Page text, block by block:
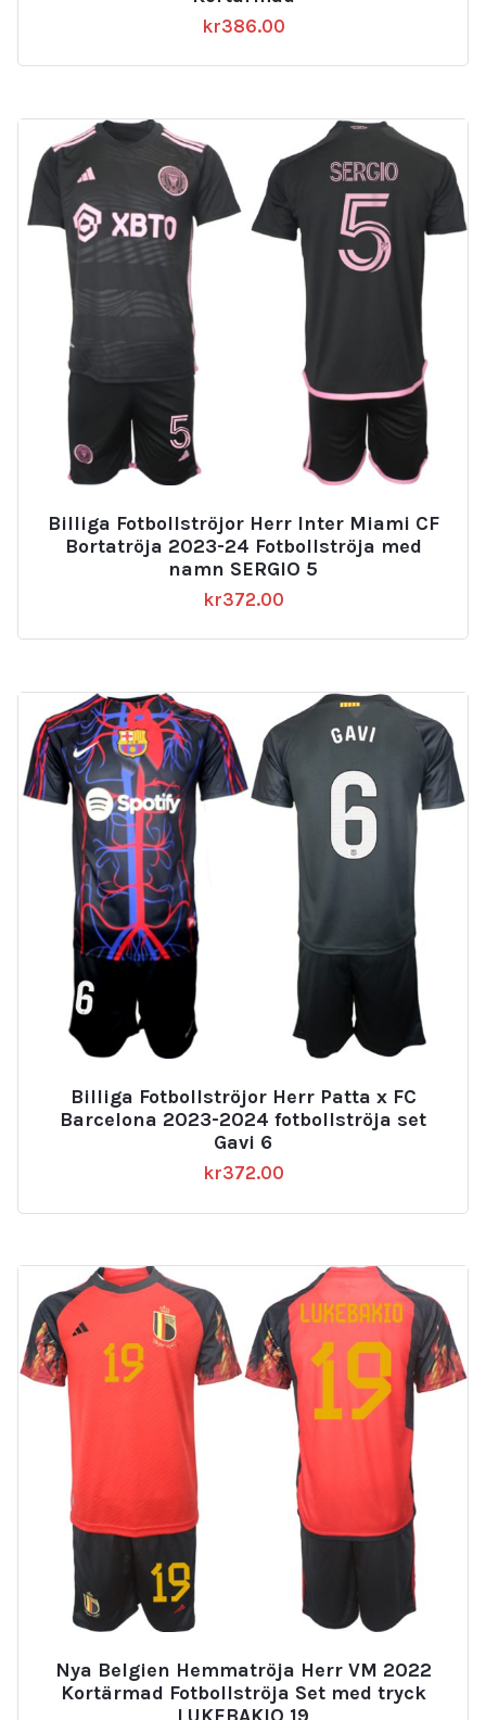
kr386.00
Billiga Fotbollströjor Herr Inter Miami CF
Bortatröja 2023-24 Fotbollströja med
namn SERGIO 5
kr372.00
Billiga Fotbollströjor Herr Patta x FC
Barcelona 2023-2024 fotbollströja set
Gavi 6
kr372.00
Nya Belgien Hemmatröja Herr VM 2022
Kortärmad Fotbollströja Set med tryck